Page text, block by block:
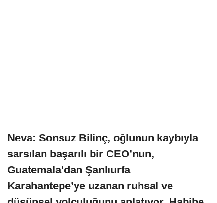
Neva: Sonsuz Bilinç, oğlunun kaybıyla
sarsılan başarılı bir CEO’nun,
Guatemala’dan Şanlıurfa
Karahantepe’ye uzanan ruhsal ve